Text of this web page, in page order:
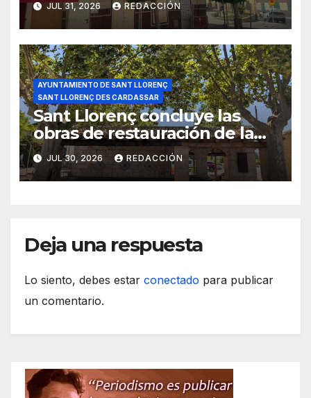
JUL 31, 2026 REDACCIÓN
AYUNTAMIENTO DE SANT LLORENÇ
SANT LLORENÇ DES CARDASSAR
Sant Llorenç concluye las
obras de restauración de la
plaza des Pou Vell
JUL 30, 2026 REDACCIÓN
Deja una respuesta
Lo siento, debes estar conectado para publicar
un comentario.